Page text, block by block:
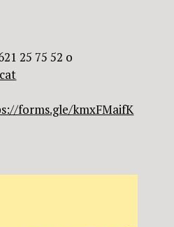
25 75 52 o
forms.gle/kmxFMaifK